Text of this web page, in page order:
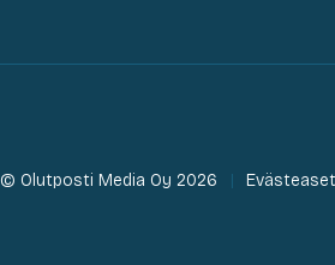
© Olutposti Media Oy 2026